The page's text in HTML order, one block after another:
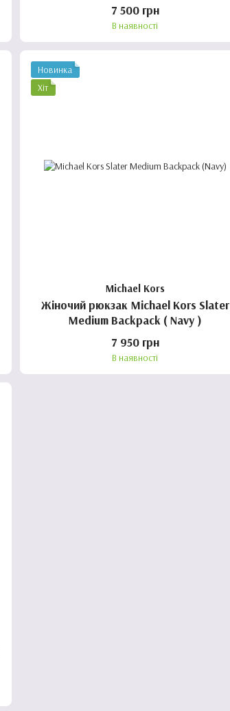
7 500 грн
В наявності
Новинка
Хіт
Michael Kors
Жіночий рюкзак Michael Kors Slater
Medium Backpack ( Navy )
7 950 грн
В наявності